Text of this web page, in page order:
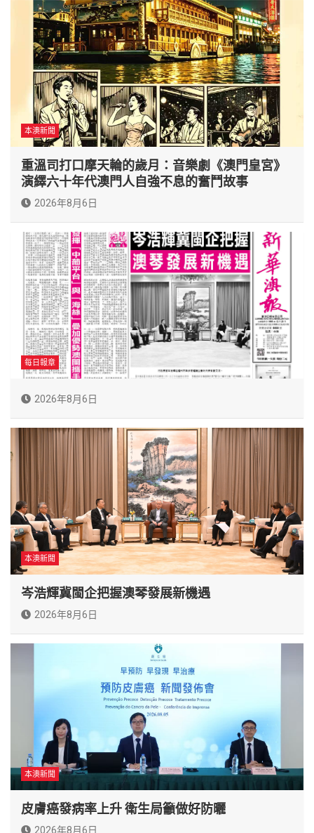
本澳新聞
重溫司打口摩天輪的歲月：音樂劇《澳門皇宮》
演繹六十年代澳門人自強不息的奮鬥故事
2026年8月6日
每日報章
2026年8月6日
本澳新聞
岑浩輝冀閩企把握澳琴發展新機遇
2026年8月6日
本澳新聞
皮膚癌發病率上升 衛生局籲做好防曬
2026年8月6日